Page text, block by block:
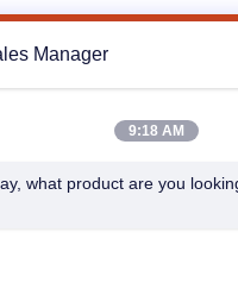
le meilleur prix
Manager
9:18 AM
what product are you